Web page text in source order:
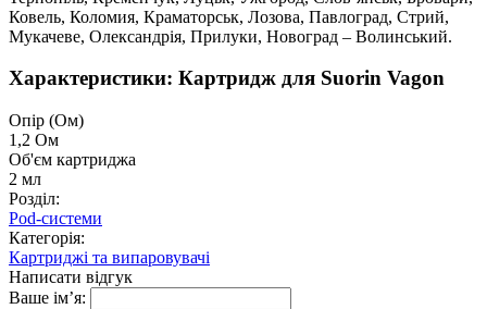
Ковель, Коломия, Краматорськ, Лозова, Павлоград, Стрий,
Мукачеве, Олександрія, Прилуки, Новоград – Волинський.
Характеристики: Картридж для Suorin Vagon
Опір (Ом)
1,2 Ом
Об'єм картриджа
2 мл
Розділ:
Pod-системи
Категорія:
Картриджі та випаровувачі
Написати відгук
Ваше ім’я: